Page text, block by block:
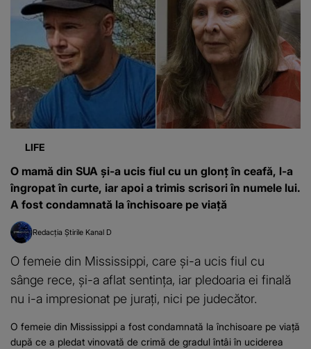
LIFE
O mamă din SUA și-a ucis fiul cu un glonț în ceafă, l-a
îngropat în curte, iar apoi a trimis scrisori în numele lui.
A fost condamnată la închisoare pe viață
Redacția Știrile Kanal D
O femeie din Mississippi, care și-a ucis fiul cu
sânge rece, și-a aflat sentința, iar pledoaria ei finală
nu i-a impresionat pe jurați, nici pe judecător.
O femeie din Mississippi a fost condamnată la închisoare pe viață
după ce a pledat vinovată de crimă de gradul întâi în uciderea